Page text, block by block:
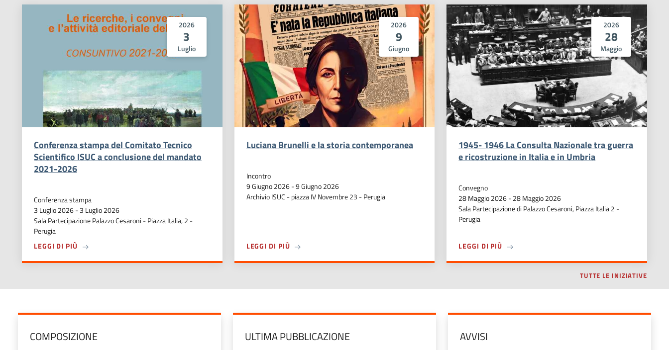
2026
3
Luglio
Conferenza stampa del Comitato Tecnico
Scientifico ISUC a conclusione del mandato
2021-2026
Conferenza stampa
3 Luglio 2026-3 Luglio 2026
Sala Partecipazione Palazzo Cesaroni - Piazza Italia, 2 -
Perugia
LEGGI DI PIÙA PROPOSITO DI CONFERENZA STAMPA DEL COMITATO TECNICO SCIENTIFICO ISUC A CONCLUSIONE DEL MANDATO 2021-2026
2026
9
Giugno
Luciana Brunelli e la storia contemporanea
Incontro
9 Giugno 2026-9 Giugno 2026
Archivio ISUC - piazza IV Novembre 23 - Perugia
LEGGI DI PIÙA PROPOSITO DI LUCIANA BRUNELLI E LA STORIA CONTEMPORANEA
2026
28
Maggio
1945- 1946 La Consulta Nazionale tra guerra
e ricostruzione in Italia e in Umbria
Convegno
28 Maggio 2026-28 Maggio 2026
Sala Partecipazione di Palazzo Cesaroni, Piazza Italia 2 -
Perugia
LEGGI DI PIÙ A PROPOSITO DI 1945- 1946 LA CONSULTA
TUTTE LE INIZIATIVE
COMPOSIZIONE ULTIMA PUBBLICAZIONE
AVVISI